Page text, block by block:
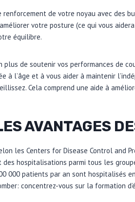
renforcement de votre noyau avec des
votre posture (ce qui vous
équilibre.
plus de soutenir vos performances de
à l’âge et à vous aider à maintenir
Cela comprend une aide à
AVANTAGES
les Centers for Disease Control and
des hospitalisations parmi tous les
000 patients par an sont hospitalisés
concentrez-vous sur la formation